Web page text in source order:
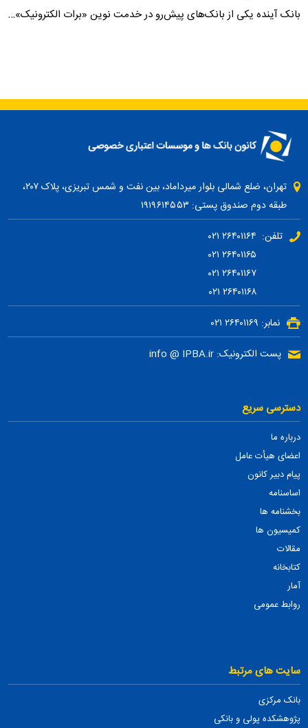
بانک آینده یکی از بانک‌های پیش‌رو در خدمت نوین «برات الکترونیک»…
تهران، ضلع شمالی بلوار میرداماد، بین نفت و شمس تبریزی، پلاک ۲۰۷،
طبقه دوم صندوق پستی: ۱۹۱۹۶۱۴۵۵۳
تلفن: ۲۶۴۰۱۱۶۴ ۰۲۱
۲۶۴۰۱۱۶۷ ۰۲۱
۲۶۴۰۱۱۶۸ ۰۲۱
نمابر: ۲۶۴۰۱۱۶۹ ۰۲۱
پست الکترونیک: info @ IPBA.ir
دسترسی سریع
درباره ما
اعضای هیأت عامل
پیام دبیر کانون
اساسنامه
بخشنامه ها
کمیسیون ها
مقالات
کتابخانه
آمار
روابط عمومی
سایت های مرتبط
بانک مرکزی
پژوهشکده پولی و بانکی